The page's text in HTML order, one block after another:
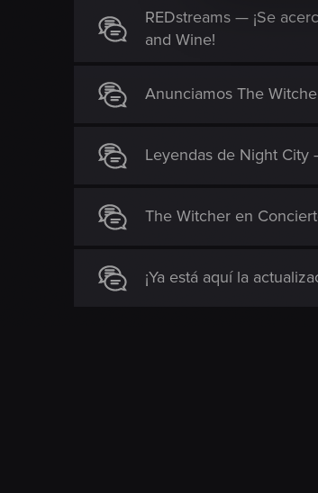
c
n
REDstreams — ¡Se
and Wine!
Anunciamos The
Leyendas de Night
The Witcher en
¡Ya está aquí la